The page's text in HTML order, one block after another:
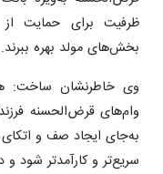
ظرفیت برای حمایت از
بخش‌های مولد بهره ببرند.
وی خاطرنشان ساخت:
وام‌های قرض‌الحسنه
به‌جای ایجاد صف و
سریع‌تر و کارآمدتر شود و